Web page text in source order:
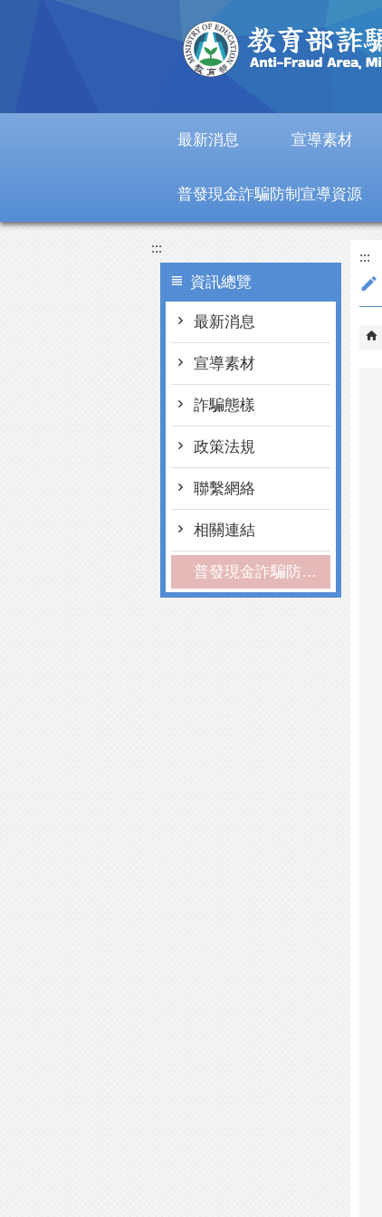
最新消息 宣導素材
普發現金詐騙防制宣導資源
:::
資訊總覽
最新消息
宣導素材
詐騙態樣
政策法規
聯繫網絡
相關連結
普發現金詐騙防制宣導資源
:::